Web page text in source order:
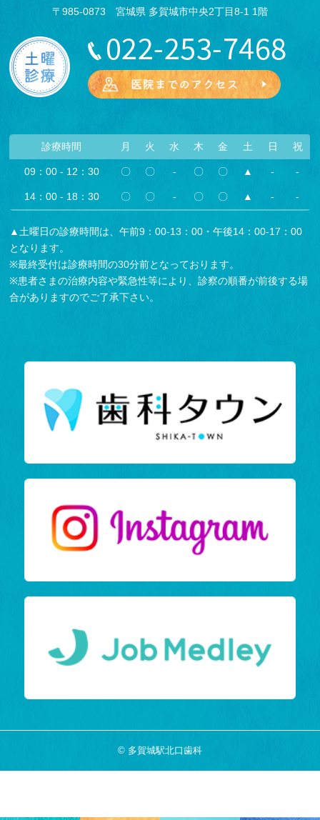
〒985-0873 宮城県 多賀城市中央2丁目8-1 1階
診療時間 月 火 水 木 金 土 日 祝
09：00 - 12：30 〇 〇 - 〇 〇 ▲ - -
14：00 - 18：30 〇 〇 - 〇 〇 ▲ - -
▲土曜日の診療時間は、午前9：00-13：00・午後14：00-17：00
となります。
※最終受付は診療時間の30分前となっております。
※患者さまの治療内容や緊急性等により、診察の順番が前後する場
合がありますのでご了承下さい。
© 多賀城駅北口歯科